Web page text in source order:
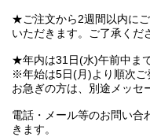
★ご注文から2週間以内に
いただきます。ご了承くだ
★年内は31日(水)午前中ま
※年始は5日(月)より順次ご
お急ぎの方は、別途メッセ
電話・メール等のお問い合
きます。